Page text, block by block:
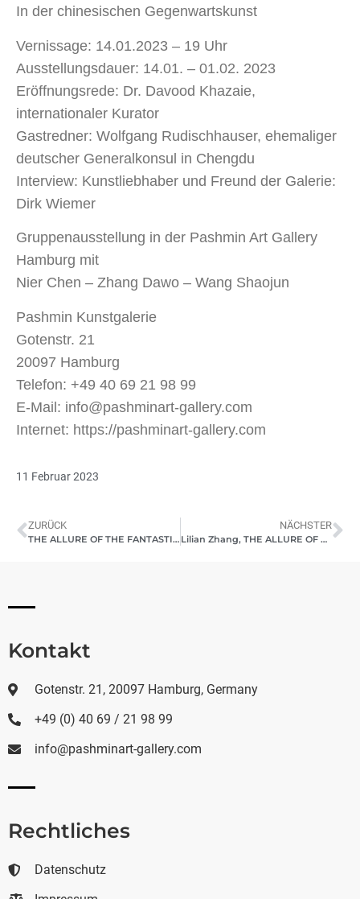
In der chinesischen Gegenwartskunst
Vernissage: 14.01.2023 – 19 Uhr
Ausstellungsdauer: 14.01. – 01.02. 2023
Eröffnungsrede: Dr. Davood Khazaie,
internationaler Kurator
Gastredner: Wolfgang Rudischhauser, ehemaliger
deutscher Generalkonsul in Chengdu
Interview: Kunstliebhaber und Freund der Galerie:
Dirk Wiemer
Gruppenausstellung in der Pashmin Art Gallery
Hamburg mit
Nier Chen – Zhang Dawo – Wang Shaojun
Pashmin Kunstgalerie
Gotenstr. 21
20097 Hamburg
Telefon: +49 40 69 21 98 99
E-Mail: info@pashminart-gallery.com
Internet: https://pashminart-gallery.com
11 Februar 2023
ZURÜCK
THE ALLURE OF THE FANTASTIQUE, 2023
NÄCHSTER
Lilian Zhang, THE ALLURE OF THE FANTASTIQUE, 2023
Kontakt
Gotenstr. 21, 20097 Hamburg, Germany
+49 (0) 40 69 / 21 98 99
info@pashminart-gallery.com
Rechtliches
Datenschutz